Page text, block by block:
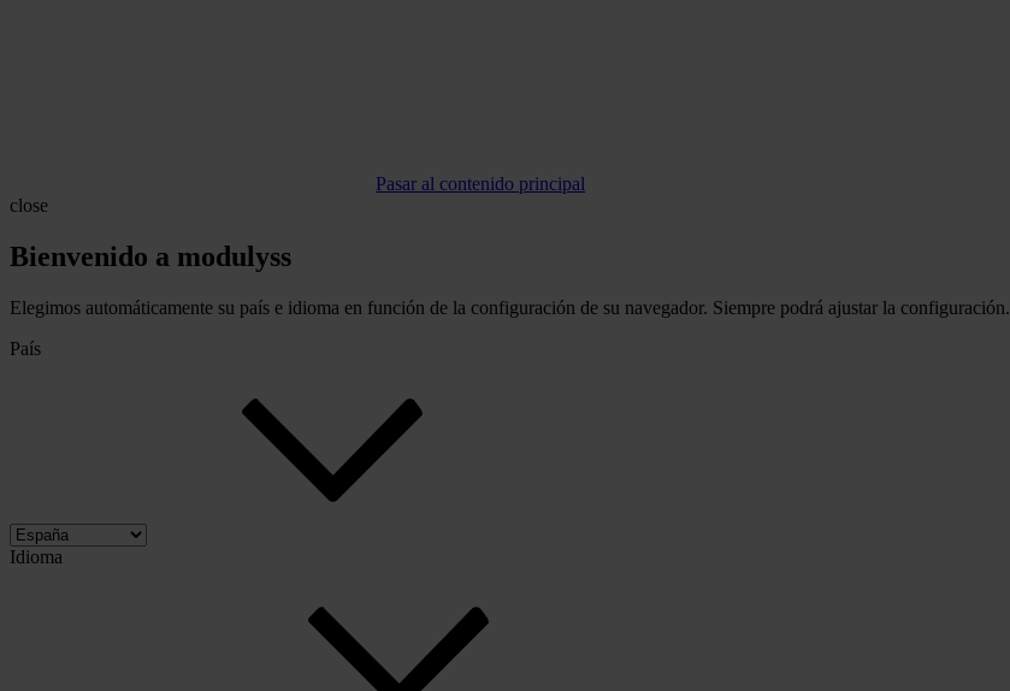
Pasar al contenido principal
close
Bienvenido a modulyss
Elegimos automáticamente su país e idioma en función de la configuración de su navegador. Siempre podrá ajustar la configuración.
País
Idioma